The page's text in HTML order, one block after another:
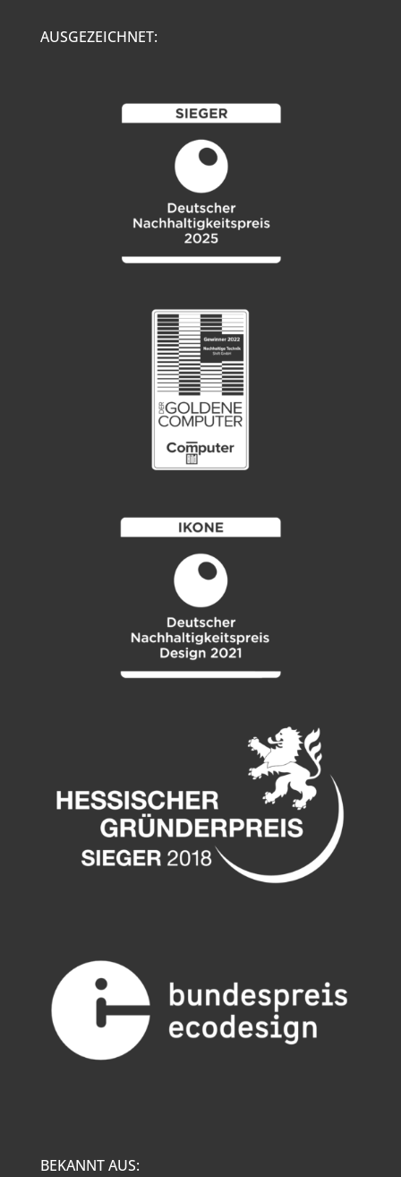
AUSGEZEICHNET:
BEKANNT AUS: